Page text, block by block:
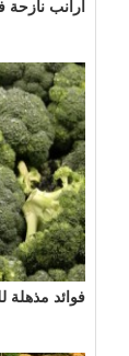
أرانب نازحة
فوائد مذهلة